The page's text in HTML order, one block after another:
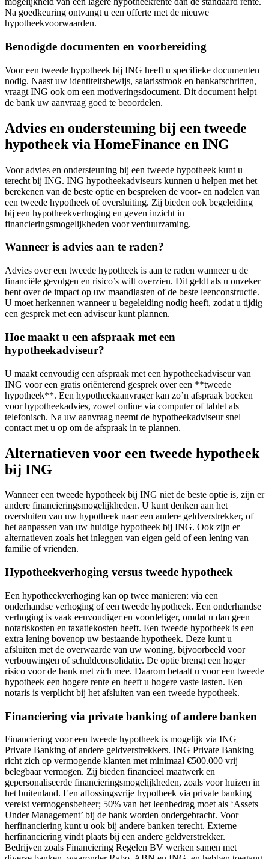
Na goedkeuring ontvangt u een offerte met de nieuwe
hypotheekvoorwaarden.
Benodigde documenten en voorbereiding
Voor een tweede hypotheek bij ING heeft u specifieke documenten
nodig. Naast uw identiteitsbewijs, salarisstrook en bankafschriften,
vraagt ING ook om een motiveringsdocument. Dit document helpt
de bank uw aanvraag goed te beoordelen.
Advies en ondersteuning bij een tweede
hypotheek via HomeFinance en ING
Voor advies en ondersteuning bij een tweede hypotheek kunt u
terecht bij ING. ING hypotheekadviseurs kunnen u helpen met het
berekenen van de beste optie en bespreken de voor- en nadelen van
een tweede hypotheek of oversluiting. Zij bieden ook begeleiding
bij een hypotheekverhoging en geven inzicht in
financieringsmogelijkheden voor verduurzaming.
Wanneer is advies aan te raden?
Advies over een tweede hypotheek is aan te raden wanneer u de
financiële gevolgen en risico’s wilt overzien. Dit geldt als u onzeker
bent over de impact op uw maandlasten of de beste leenconstructie.
U moet herkennen wanneer u begeleiding nodig heeft, zodat u tijdig
een gesprek met een adviseur kunt plannen.
Hoe maakt u een afspraak met een
hypotheekadviseur?
U maakt eenvoudig een afspraak met een hypotheekadviseur van
ING voor een gratis oriënterend gesprek over een **tweede
hypotheek**. Een hypotheekaanvrager kan zo’n afspraak boeken
voor hypotheekadvies, zowel online via computer of tablet als
telefonisch. Na uw aanvraag neemt de hypotheekadviseur snel
contact met u op om de afspraak in te plannen.
Alternatieven voor een tweede hypotheek
bij ING
Wanneer een tweede hypotheek bij ING niet de beste optie is, zijn er
andere financieringsmogelijkheden. U kunt denken aan het
oversluiten van uw hypotheek naar een andere geldverstrekker, of
het aanpassen van uw huidige hypotheek bij ING. Ook zijn er
alternatieven zoals het inleggen van eigen geld of een lening van
familie of vrienden.
Hypotheekverhoging versus tweede hypotheek
Een hypotheekverhoging kan op twee manieren: via een
onderhandse verhoging of een tweede hypotheek. Een onderhandse
verhoging is vaak eenvoudiger en voordeliger, omdat u dan geen
notariskosten en taxatiekosten heeft. Een tweede hypotheek is een
extra lening bovenop uw bestaande hypotheek. Deze kunt u
afsluiten met de overwaarde van uw woning, bijvoorbeeld voor
verbouwingen of schuldconsolidatie. De optie brengt een hoger
risico voor de bank met zich mee. Daarom betaalt u voor een tweede
hypotheek een hogere rente en heeft u hogere vaste lasten. Een
notaris is verplicht bij het afsluiten van een tweede hypotheek.
Financiering via private banking of andere banken
Financiering voor een tweede hypotheek is mogelijk via ING
Private Banking of andere geldverstrekkers. ING Private Banking
richt zich op vermogende klanten met minimaal €500.000 vrij
belegbaar vermogen. Zij bieden financieel maatwerk en
gepersonaliseerde financieringsmogelijkheden, zoals voor huizen in
het buitenland. Een aflossingsvrije hypotheek via private banking
vereist vermogensbeheer; 50% van het leenbedrag moet als ‘Assets
Under Management’ bij de bank worden ondergebracht. Voor
herfinanciering kunt u ook bij andere banken terecht. Externe
herfinanciering vindt plaats bij een andere geldverstrekker.
Bedrijven zoals Financiering Regelen BV werken samen met